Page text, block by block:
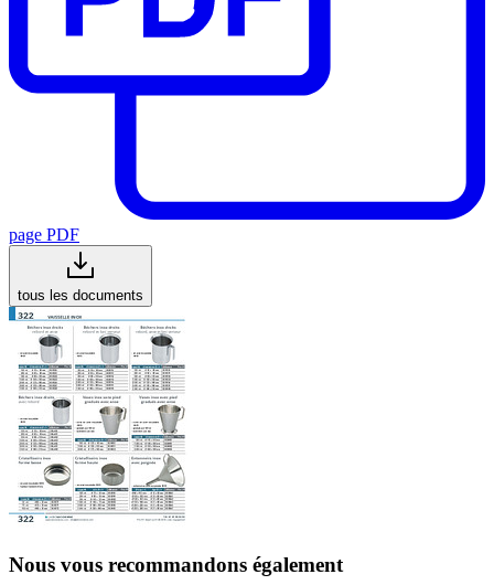
page PDF
tous les documents
Nous vous recommandons également